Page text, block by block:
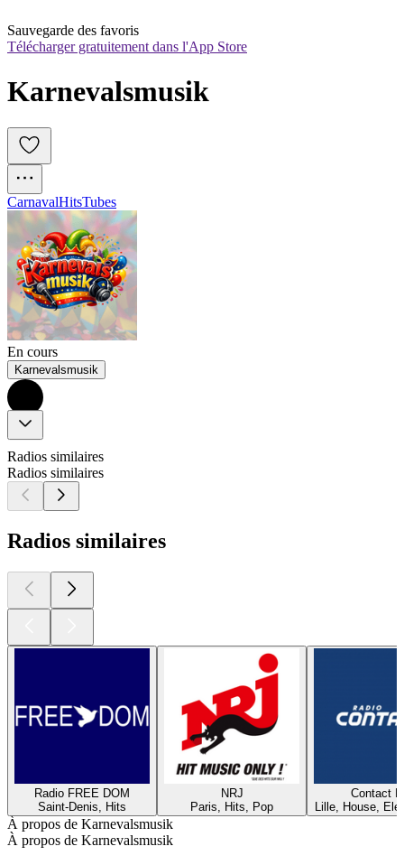
Sauvegarde des favoris
Télécharger gratuitement dans l'App Store
Karnevalsmusik
CarnavalHitsTubes
En cours
Karnevalsmusik
Radios similaires
Radios similaires
Radios similaires
Radio FREE DOM
Saint-Denis, Hits
NRJ
Paris, Hits, Pop
Contact
Lille, House,
À propos de Karnevalsmusik
À propos de Karnevalsmusik